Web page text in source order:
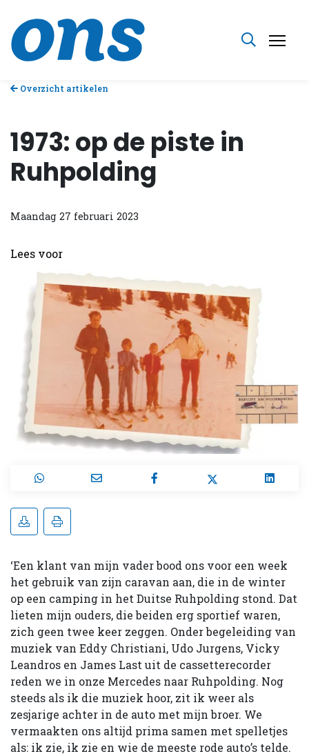
Overzicht artikelen
1973: op de piste in
Ruhpolding
Maandag 27 februari 2023
Lees voor
‘Een klant van mijn vader bood ons voor een week
het gebruik van zijn caravan aan, die in de winter
op een camping in het Duitse Ruhpolding stond. Dat
lieten mijn ouders, die beiden erg sportief waren,
zich geen twee keer zeggen. Onder begeleiding van
muziek van Eddy Christiani, Udo Jurgens, Vicky
Leandros en James Last uit de cassetterecorder
reden we in onze Mercedes naar Ruhpolding. Nog
steeds als ik die muziek hoor, zit ik weer als
zesjarige achter in de auto met mijn broer. We
vermaakten ons altijd prima samen met spelletjes
als: ik zie, ik zie en wie de meeste rode auto’s telde.